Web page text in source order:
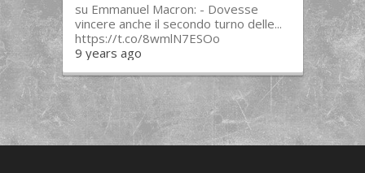
su Emmanuel Macron: - Dovesse
vincere anche il secondo turno delle...
https://t.co/8wmlN7ESOo
9 years ago